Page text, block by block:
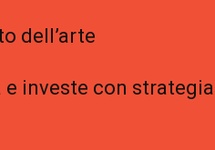
dell’arte
investe con